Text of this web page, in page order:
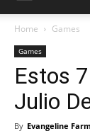
Home Games
Games
Estos
Julio
By Evangeline